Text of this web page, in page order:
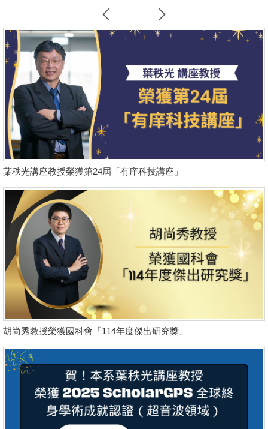
葉秩光講座教授榮獲第24屆「有庠科技講座」
胡尚秀教授榮獲國科會「114年度傑出研究獎」